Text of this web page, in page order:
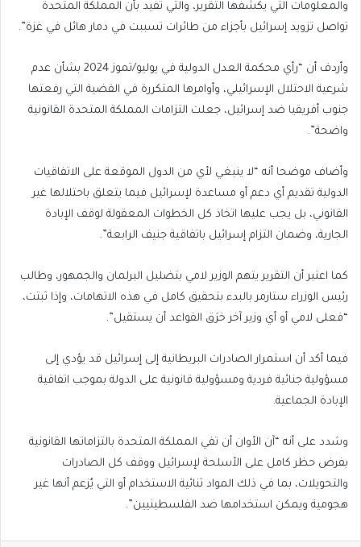
والمعلومات التي يكشفها التقرير، والتي تفيد بأن المملكة المتحدة
تواصل تزويد إسرائيل بأجزاء من طائرات تسببت في دمار هائل في غزة”.
وأردف أن “رأي محكمة العدل الدولية في يوليو/تموز 2024 بشأن عدم
شرعية الاحتلال الإسرائيلي، وأوامرها المتكررة في القضية التي رفعتها
جنوب أفريقيا ضد إسرائيل، جعلت التزامات المملكة المتحدة القانونية
واضحة”.
وأضاف موضحا أنه “لا ينبغي لأي من الدول الموقعة على الاتفاقيات
الدولية تقديم أي دعم أو مساعدة لإسرائيل فيما يتعلق باحتلالها غير
القانوني، بل يجب عليها اتخاذ كل الخطوات المعقولة لوقف الإبادة
الجارية، وضمان التزام إسرائيل باتفاقية جنيف الرابعة”.
كما اعتبر أن التقرير يتهم الوزير لامي بتضليل البرلمان والجمهور، وطالب
رئيس الوزراء ستارمر بالبدء بتحقيق كامل في هذه الاتهامات، وإذا ثبتت،
“فعلى لامي أو أي وزير آخر خرَق القواعد أن يستقيل”.
فيما أكد أن استمرار الصادرات البريطانية إلى إسرائيل قد يؤدي إلى
مسؤولية جنائية فردية ومسؤولية قانونية على الدولة بموجب اتفاقية
الإبادة الجماعية.
وشدد على أنه “آن الأوان أن تفي المملكة المتحدة بالتزاماتها القانونية
بفرض حظر كامل على الأسلحة لإسرائيل ووقف كل الصادرات
والتحويلات، بما في ذلك المواد ثنائية الاستخدام أو التي يُزعم أنها غير
هجومية ويمكن استخدامها ضد الفلسطينيين”.